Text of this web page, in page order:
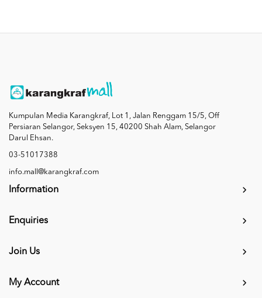
Kumpulan Media Karangkraf, Lot 1, Jalan Renggam 15/5, Off
Persiaran Selangor, Seksyen 15, 40200 Shah Alam, Selangor
Darul Ehsan.
03-51017388
info.mall@karangkraf.com
Information
Enquiries
Join Us
My Account